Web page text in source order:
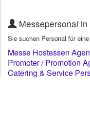
Messepersonal
Sie suchen Personal für
Messe Hostessen
Promoter / Promotion
Catering & Service